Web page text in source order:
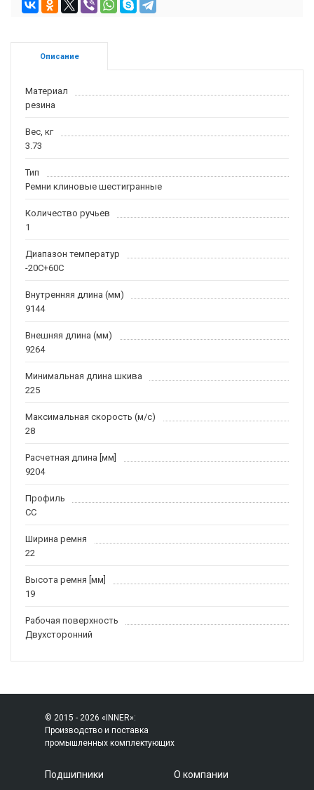
Описание
Материал
резина
Вес, кг
3.73
Тип
Ремни клиновые шестигранные
Количество ручьев
1
Диапазон температур
-20С+60С
Внутренняя длина (мм)
9144
Внешняя длина (мм)
9264
Минимальная длина шкива
225
Максимальная скорость (м/c)
28
Расчетная длина [мм]
9204
Профиль
CC
Ширина ремня
22
Высота ремня [мм]
19
Рабочая поверхность
Двухсторонний
© 2015 - 2026 «INNER»:
Производство и поставка
промышленных комплектующих
Подшипники
О компании